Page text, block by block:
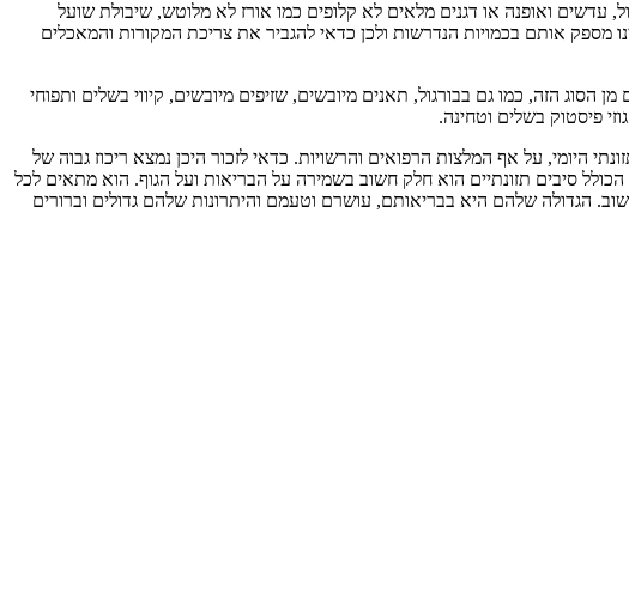
עדשים ואופנה או דגנים מלאים לא קלופים כמו אורז לא מלוטש, שיבולת שועל
אותם בכמויות הנדרשות ולכן כדאי להגביר את צריכת המקורות והמאכלים
הזה, כמו גם בבורגול, תאנים מיובשים, שזיפים מיובשים, קיווי בשלים ותפוחי
פיסטוק בשלים וטחינה.
היומי, על אף המלצות הרפואים והרשויות. כדאי לזכור היכן נמצא ריכוז גבוה של
סיבים תזונתיים הוא חלק חשוב בשמירה על הבריאות ועל הגוף. הוא מתאים לכל
הגדולה שלהם היא בבריאותם, עושרם וטעמם והיתרונות שלהם גדולים וברורים